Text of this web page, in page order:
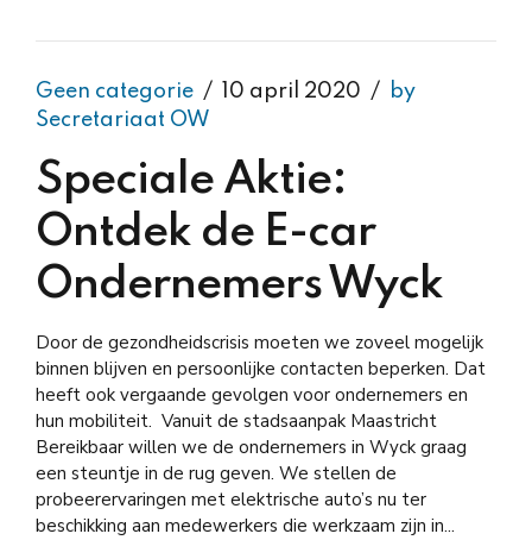
Geen categorie 10 april 2020
by
Secretariaat OW
Speciale Aktie:
Ontdek de E-car
Ondernemers Wyck
Door de gezondheidscrisis moeten we zoveel mogelijk
binnen blijven en persoonlijke contacten beperken. Dat
heeft ook vergaande gevolgen voor ondernemers en
hun mobiliteit. Vanuit de stadsaanpak Maastricht
Bereikbaar willen we de ondernemers in Wyck graag
een steuntje in de rug geven. We stellen de
probeerervaringen met elektrische auto’s nu ter
beschikking aan medewerkers die werkzaam zijn in...